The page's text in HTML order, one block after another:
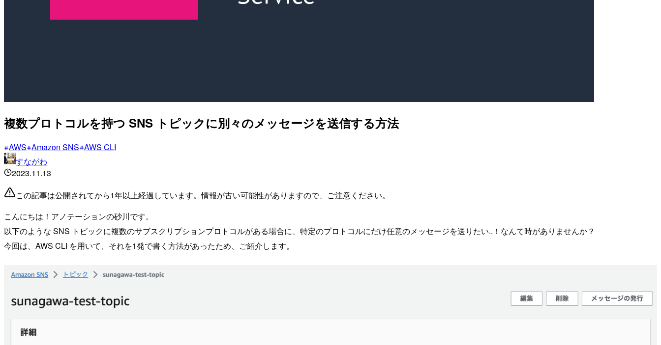
複数プロトコルを持つ SNS トピックに別々のメッセージを送信する方法
AWS Amazon SNS AWS CLI
すながわ
2023.11.13
この記事は公開されてから1年以上経過しています。情報が古い可能性がありますので、ご注意ください。
こんにちは！アノテーションの砂川です。
以下のような SNS トピックに複数のサブスクリプションプロトコルがある場合に、特定のプロトコルにだけ任意のメッセージを送りたい..！なんて時がありませんか？
今回は、AWS CLI を用いて、それを1発で書く方法があったため、ご紹介します。